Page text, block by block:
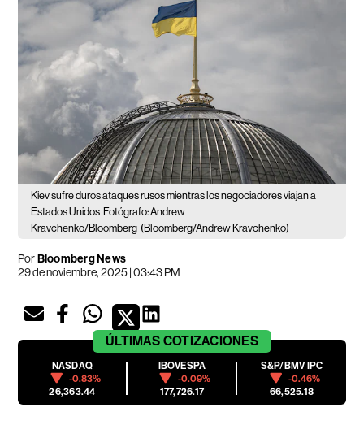
Kiev sufre duros ataques rusos mientras los negociadores viajan a
Estados Unidos Fotógrafo: Andrew
Kravchenko/Bloomberg (Bloomberg/Andrew Kravchenko)
PorBloomberg News
29 de noviembre, 2025 | 03:43 PM
ÚLTIMAS COTIZACIONES
NASDAQ
-0.83%
26,363.44
IBOVESPA
-0.09%
177,726.17
S&P/BMV IPC
-0.46%
66,525.18